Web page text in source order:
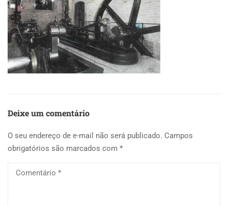
Deixe um comentário
O seu endereço de e-mail não será publicado. Campos
obrigatórios são marcados com *